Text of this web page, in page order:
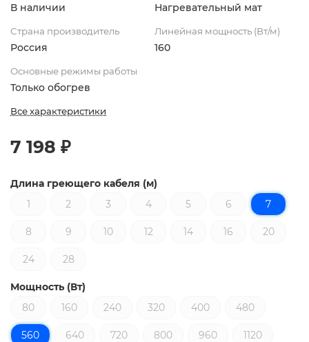
В наличии Нагревательный мат
Страна производитель
Россия
Линейная мощность (Вт/м)
160
Основные режимы работы
Только обогрев
Все характеристики
7 198 ₽
Длина греющего кабеля (м)
1
2 3 4 5 6 7
8 9 10 12 14 16 20
24 28
Мощность (Вт)
80
160 240 320 400 480
560 640 720 800 960 1120